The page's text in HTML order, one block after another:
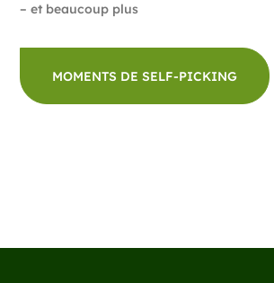
– et beaucoup plus
MOMENTS DE SELF-PICKING